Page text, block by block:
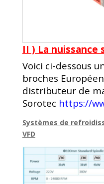
II ) La nuissance
Voici ci-dessous
broches
distributeur de
Sorotec https://
Systèmes de
VFD